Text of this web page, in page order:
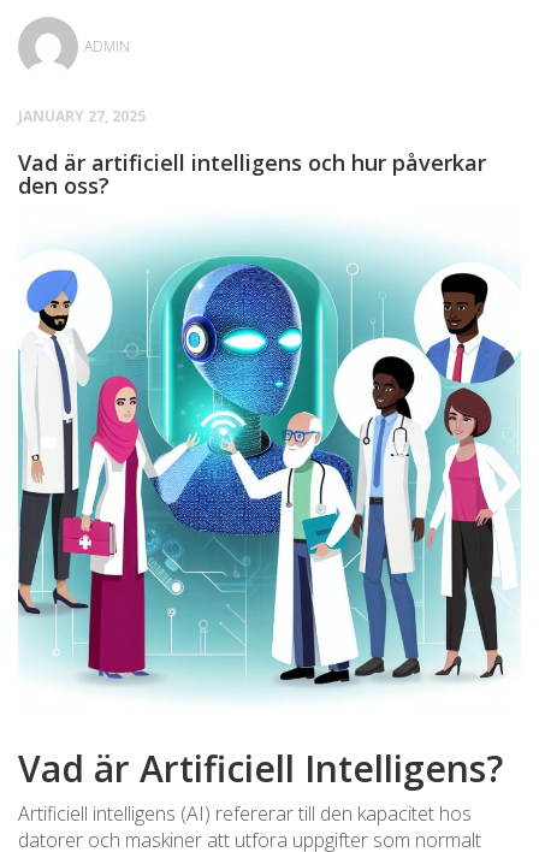
ADMIN
JANUARY 27, 2025
Vad är artificiell intelligens och hur påverkar
den oss?
Vad är Artificiell Intelligens?
Artificiell intelligens (AI) refererar till den kapacitet hos
datorer och maskiner att utföra uppgifter som normalt